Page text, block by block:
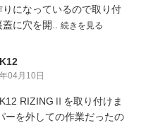
になっているので取り付
に穴を開.. 続きを見る
04月10日
RIZINGⅡを取り付けま
ーを外しての作業だったの